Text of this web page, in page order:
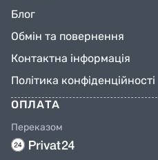
Блог
Обмін та повернення
Контактна інформація
Політика конфіденційності
ОПЛАТА
Переказом